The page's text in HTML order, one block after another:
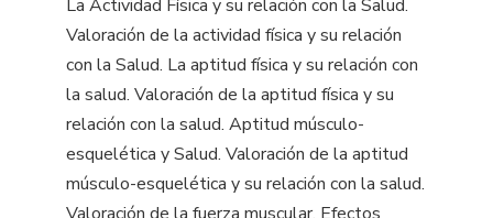
La Actividad Física y su relación con la Salud.
Valoración de la actividad física y su relación
con la Salud. La aptitud física y su relación con
la salud. Valoración de la aptitud física y su
relación con la salud. Aptitud músculo-
esquelética y Salud. Valoración de la aptitud
músculo-esquelética y su relación con la salud.